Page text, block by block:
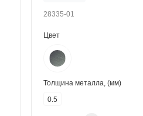
28335-01
Цвет
Толщина металла, (мм)
0.5